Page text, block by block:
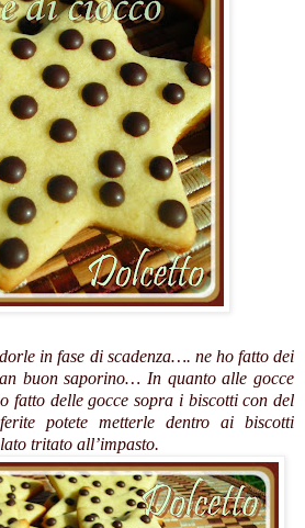
in fase di scadenza…. ne ho fatto dei
buon saporino… In quanto alle gocce
delle gocce sopra i biscotti con del
potete metterle dentro ai biscotti
tritato all’impasto.